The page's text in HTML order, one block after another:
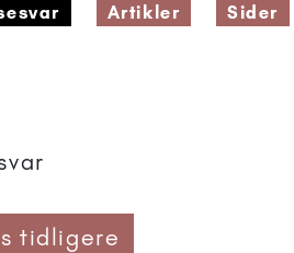
Artikler
Sider
tidligere